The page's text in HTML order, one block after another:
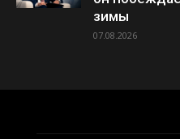
зимы
07.08.2026